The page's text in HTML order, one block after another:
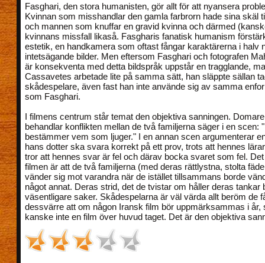
Fasghari, den stora humanisten, gör allt för att nyansera
Kvinnan som misshandlar den gamla farbrorn hade sina skäl
och mannen som knuffar en gravid kvinna och därmed
kvinnans missfall likaså. Fasgharis fanatisk humanism
estetik, en handkamera som oftast fångar karaktärerna i halv
intetsägande bilder. Men eftersom Fasghari och fotografen
är konsekventa med detta bildspråk uppstår en tragglande,
Cassavetes arbetade lite på samma sätt, han släppte sällan
skådespelare, även fast han inte använde sig av samma
som Fasghari.
I filmens centrum står temat den objektiva sanningen.
behandlar konflikten mellan de två familjerna säger i en scen:
bestämmer vem som ljuger." I en annan scen argumenterar
hans dotter ska svara korrekt på ett prov, trots att hennes
tror att hennes svar är fel och därav bocka svaret som fel.
filmen är att de två familjerna (med deras rättlystna, stolta
vänder sig mot varandra när de istället tillsammans borde
något annat. Deras strid, det de tvistar om håller deras tankar
väsentligare saker. Skådespelarna är väl värda allt beröm de
dessvärre att om någon Iransk film bör uppmärksammas i år,
kanske inte en film över huvud taget. Det är den objektiva